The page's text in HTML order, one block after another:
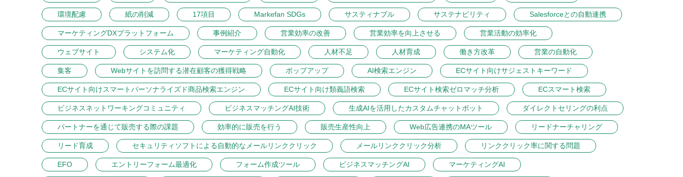
環境配慮 紙の削減 17項目 Markefan SDGs サスティナブル サステナビリティ Salesforceとの自動連携
マーケティングDXプラットフォーム 事例紹介 営業効率の改善 営業効率を向上させる 営業活動の効率化
ウェブサイト システム化 マーケティング自動化 人材不足 人材育成 働き方改革 営業の自動化
集客 Webサイトを訪問する潜在顧客の獲得戦略 ポップアップ AI検索エンジン ECサイト向けサジェストキーワード
ECサイト向けスマートパーソナライズド商品検索エンジン ECサイト向け類義語検索 ECサイト検索ゼロマッチ分析 ECスマート検索
ビジネスネットワーキングコミュニティ ビジネスマッチングAI技術 生成AIを活用したカスタムチャットボット ダイレクトセリングの利点
パートナーを通じて販売する際の課題 効率的に販売を行う 販売生産性向上 Web広告連携のMAツール リードナーチャリング
リード育成 セキュリティソフトによる自動的なメールリンククリック メールリンククリック分析 リンククリック率に関する問題
EFO エントリーフォーム最適化 フォーム作成ツール ビジネスマッチングAI マーケティングAI